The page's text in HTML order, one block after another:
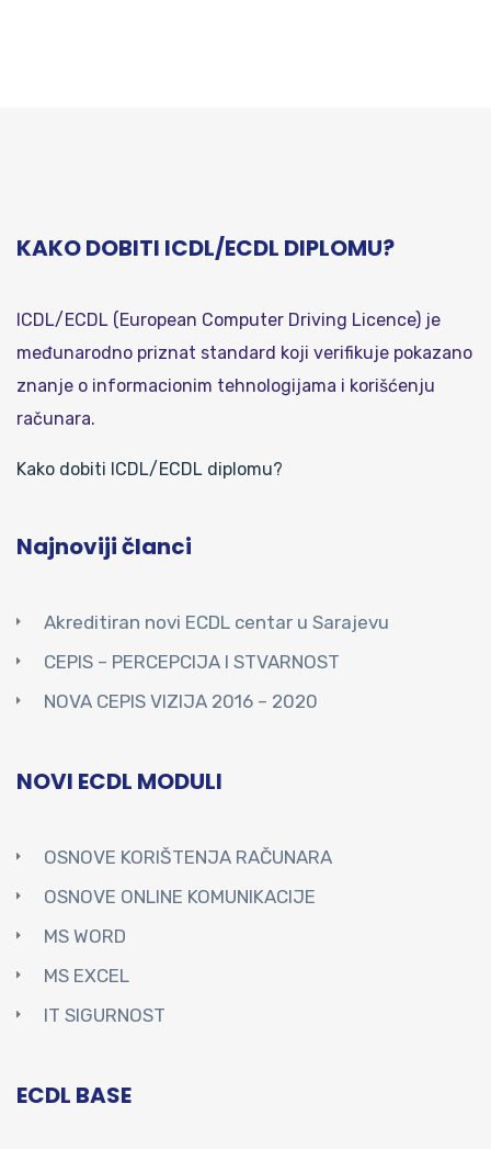
KAKO DOBITI ICDL/ECDL DIPLOMU?
ICDL/ECDL (European Computer Driving Licence) je
međunarodno priznat standard koji verifikuje pokazano
znanje o informacionim tehnologijama i korišćenju
računara.
Kako dobiti ICDL/ECDL diplomu?
Najnoviji članci
Akreditiran novi ECDL centar u Sarajevu
CEPIS – PERCEPCIJA I STVARNOST
NOVA CEPIS VIZIJA 2016 – 2020
NOVI ECDL MODULI
OSNOVE KORIŠTENJA RAČUNARA
OSNOVE ONLINE KOMUNIKACIJE
MS WORD
MS EXCEL
IT SIGURNOST
ECDL BASE